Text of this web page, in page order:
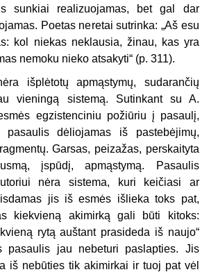
sunkiai realizuoja­mas, bet gal dar
Poetas neretai sutrinka: „Aš esu
kol niekas neklausia, žinau, kas yra
nemoku nieko atsakyti“ (p. 311).
išplėtotų ap­mąstymų, sudarančių
vieningą sistemą. Sutinkant su A.
egzis­tenciniu požiūriu į pasaulį,
dėliojamas iš pastebėjimų,
Garsas, peizažas, perskai­tyta
įspūdį, apmąstymą. Pasaulis
nėra sistema, kuri keičiasi ar
jis iš esmės išlieka toks pat,
kiekvieną aki­mirką gali būti kitoks:
rytą auštant prasi­deda iš naujo“
pasaulis jau nebeturi paslapties. Jis
iš nebūties tik akimirkai ir tuoj pat vėl